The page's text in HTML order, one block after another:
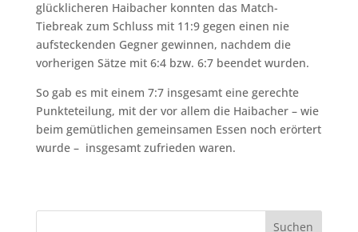
glücklicheren Haibacher konnten das Match-
Tiebreak zum Schluss mit 11:9 gegen einen nie
aufsteckenden Gegner gewinnen, nachdem die
vorherigen Sätze mit 6:4 bzw. 6:7 beendet wurden.
So gab es mit einem 7:7 insgesamt eine gerechte
Punkteteilung, mit der vor allem die Haibacher – wie
beim gemütlichen gemeinsamen Essen noch erörtert
wurde – insgesamt zufrieden waren.